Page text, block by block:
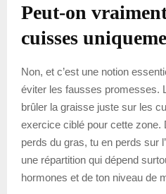
Peut-on
cuisses
Non, et c’est une notion
éviter les fausses promesses.
brûler la graisse juste sur les
exercice ciblé pour cette zone.
perds du gras, tu en perds sur
une répartition qui dépend
hormones et de ton niveau de